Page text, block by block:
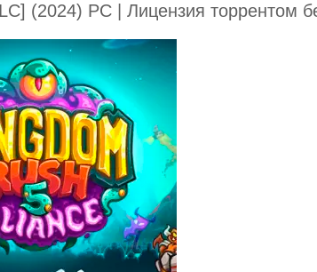
(2024) PC | Лицензия торрентом